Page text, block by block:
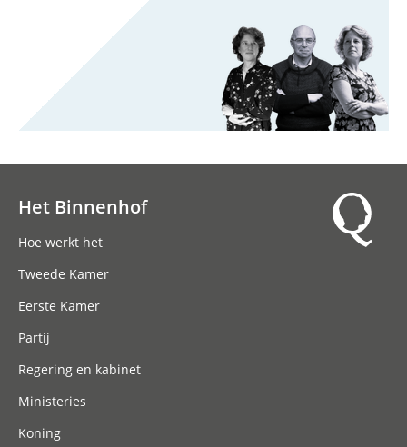
Het Binnenhof
Hoe werkt het
Tweede Kamer
Eerste Kamer
Partij
Regering en kabinet
Ministeries
Koning